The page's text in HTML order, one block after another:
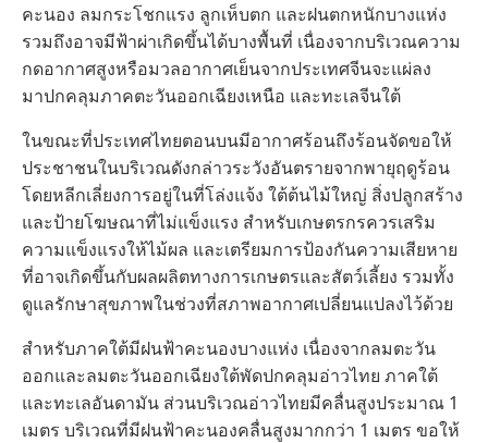
คะนอง ลมกระโชกแรง ลูกเห็บตก และฝนตกหนักบางแห่ง
รวมถึงอาจมีฟ้าผ่าเกิดขึ้นได้บางพื้นที่ เนื่องจากบริเวณความ
กดอากาศสูงหรือมวลอากาศเย็นจากประเทศจีนจะแผ่ลง
มาปกคลุมภาคตะวันออกเฉียงเหนือ และทะเลจีนใต้
ในขณะที่ประเทศไทยตอนบนมีอากาศร้อนถึงร้อนจัดขอให้
ประชาชนในบริเวณดังกล่าวระวังอันตรายจากพายุฤดูร้อน
โดยหลีกเลี่ยงการอยู่ในที่โล่งแจ้ง ใต้ต้นไม้ใหญ่ สิ่งปลูกสร้าง
และป้ายโฆษณาที่ไม่แข็งแรง สำหรับเกษตรกรควรเสริม
ความแข็งแรงให้ไม้ผล และเตรียมการป้องกันความเสียหาย
ที่อาจเกิดขึ้นกับผลผลิตทางการเกษตรและสัตว์เลี้ยง รวมทั้ง
ดูแลรักษาสุขภาพในช่วงที่สภาพอากาศเปลี่ยนแปลงไว้ด้วย
สำหรับภาคใต้มีฝนฟ้าคะนองบางแห่ง เนื่องจากลมตะวัน
ออกและลมตะวันออกเฉียงใต้พัดปกคลุมอ่าวไทย ภาคใต้
และทะเลอันดามัน ส่วนบริเวณอ่าวไทยมีคลื่นสูงประมาณ 1
เมตร บริเวณที่มีฝนฟ้าคะนองคลื่นสูงมากกว่า 1 เมตร ขอให้